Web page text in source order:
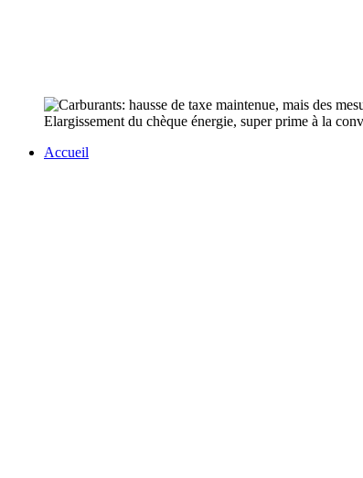
Elargissement du chèque énergie, super prime à la
Accueil